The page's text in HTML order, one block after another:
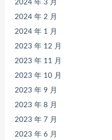
2024 年 3 月
2024 年 2 月
2024 年 1 月
2023 年 12 月
2023 年 11 月
2023 年 10 月
2023 年 9 月
2023 年 8 月
2023 年 7 月
2023 年 6 月